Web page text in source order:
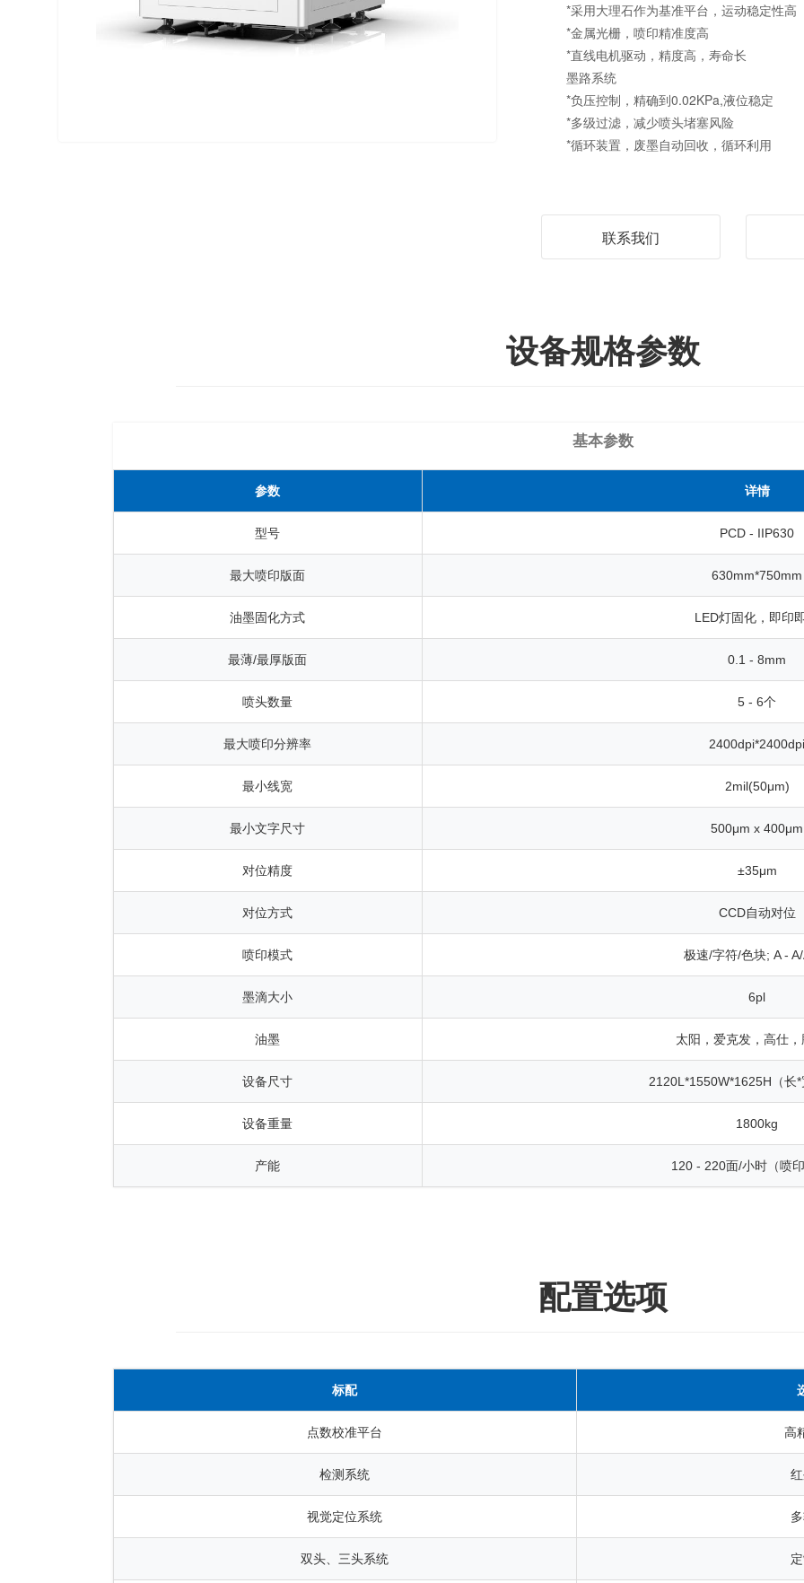
*采用大理石作为基准平台，运动稳定性高
*金属光栅，喷印精准度高
*直线电机驱动，精度高，寿命长
墨路系统
*负压控制，精确到0.02KPa,液位稳定
*多级过滤，减少喷头堵塞风险
*循环装置，废墨自动回收，循环利用
联系我们
设备规格参数
基本参数
参数 详情
型号 PCD - IIP630
最大喷印版面 630mm*750mm
油墨固化方式 LED灯固化，即印
最薄/最厚版面 0.1 - 8mm
喷头数量 5 - 6个
最大喷印分辨率
最小线宽 2mil(50μm)
最小文字尺寸 500μm x 400μm
对位精度 ±35μm
对位方式 CCD自动对位
喷印模式 极速/字符/色块; A -
墨滴大小 6pl
油墨 太阳，爱克发，高仕
设备尺寸 2120L*1550W*1625H（长
设备重量 1800kg
产能 120 - 220面/小时（喷
配置选项
标配
点数校准平台 高
检测系统
视觉定位系统
双头、三头系统